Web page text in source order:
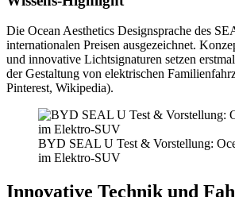
Die Ocean Aesthetics Designsprache des
internationalen Preisen ausgezeichnet.
und innovative Lichtsignaturen setzen
der Gestaltung von elektrischen
Pinterest, Wikipedia).
BYD SEAL U Test & Vorstellung:
im Elektro-SUV
Innovative Technik und